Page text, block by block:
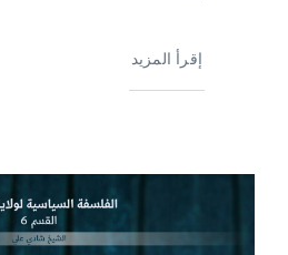
إقرأ المزيد